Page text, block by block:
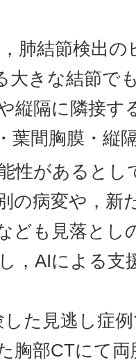
肺結節検出
大きな結節で
縦隔に隣接す
葉間胸膜・縦
性があるとし
の病変や，新
ども見落とし
，AIによる支
た見逃し症
胸部CTにて